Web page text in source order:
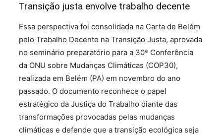
Transição justa envolve trabalho decente
Essa perspectiva foi consolidada na Carta de Belém
pelo Trabalho Decente na Transição Justa, aprovada
no seminário preparatório para a 30ª Conferência
da ONU sobre Mudanças Climáticas (COP30),
realizada em Belém (PA) em novembro do ano
passado. O documento reconhece o papel
estratégico da Justiça do Trabalho diante das
transformações provocadas pelas mudanças
climáticas e defende que a transição ecológica seja